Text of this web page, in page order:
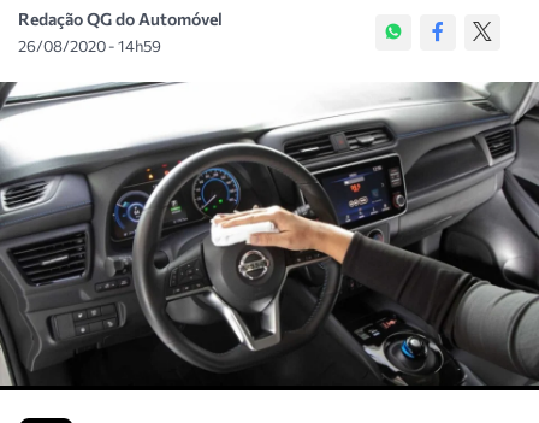
Redação QG do Automóvel
26/08/2020 - 14h59